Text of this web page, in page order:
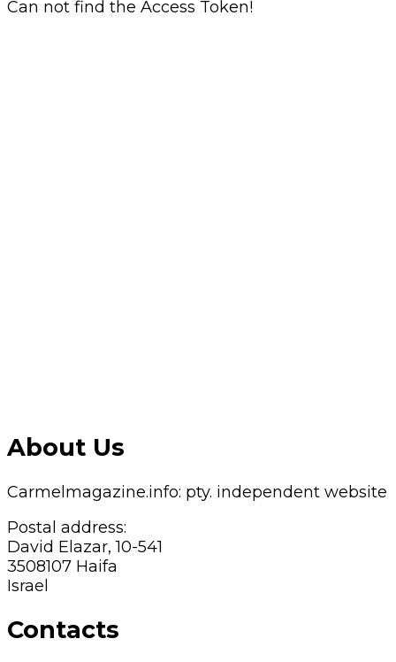
Can not find the Access Token!
About Us
Carmelmagazine.info: pty. independent website
Postal address:
David Elazar, 10-541
3508107 Haifa
Israel
Contacts